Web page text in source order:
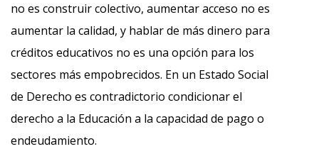
no es construir colectivo, aumentar acceso no es
aumentar la calidad, y hablar de más dinero para
créditos educativos no es una opción para los
sectores más empobrecidos. En un Estado Social
de Derecho es contradictorio condicionar el
derecho a la Educación a la capacidad de pago o
endeudamiento.